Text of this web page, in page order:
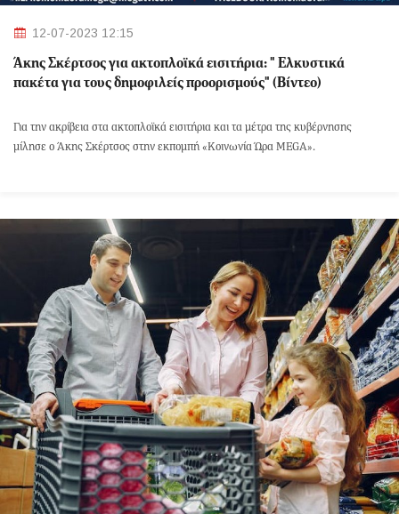
12-07-2023 12:15
Άκης Σκέρτσος για ακτοπλοϊκά εισιτήρια: " Ελκυστικά
πακέτα για τους δημοφιλείς προορισμούς" (Βίντεο)
Για την ακρίβεια στα ακτοπλοϊκά εισιτήρια και τα μέτρα της κυβέρνησης
μίλησε ο Άκης Σκέρτσος στην εκπομπή «Κοινωνία Ώρα MEGA».